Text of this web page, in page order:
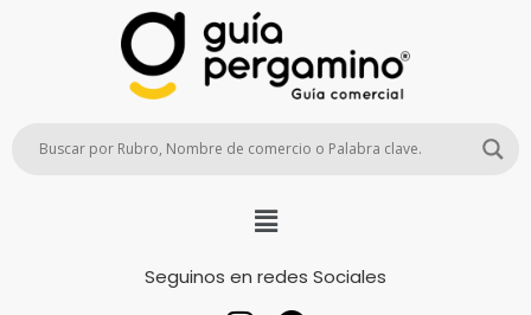
Seguinos en redes Sociales